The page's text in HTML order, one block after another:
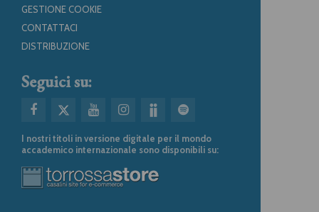
GESTIONE COOKIE
CONTATTACI
DISTRIBUZIONE
Seguici su:
I nostri titoli in versione digitale per il mondo
accademico internazionale sono disponibili su: